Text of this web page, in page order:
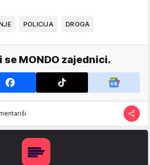
POLICIJA DROGA
se MONDO zajednici.